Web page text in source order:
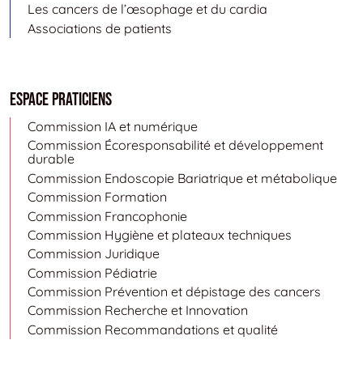
Les cancers de l’œsophage et du cardia
Associations de patients
Espace Praticiens
Commission IA et numérique
Commission Écoresponsabilité et développement
durable
Commission Endoscopie Bariatrique et métabolique
Commission Formation
Commission Francophonie
Commission Hygiène et plateaux techniques
Commission Juridique
Commission Pédiatrie
Commission Prévention et dépistage des cancers
Commission Recherche et Innovation
Commission Recommandations et qualité